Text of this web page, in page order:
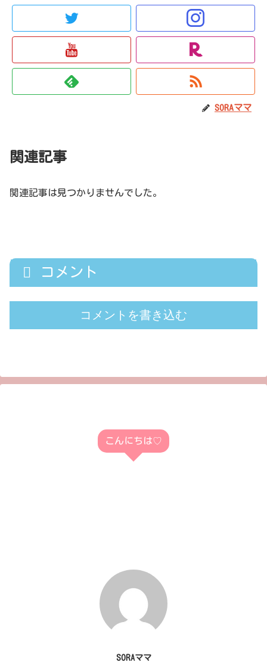
SORAママ
関連記事
関連記事は見つかりませんでした。
コメント
コメントを書き込む
こんにちは♡
SORAママ